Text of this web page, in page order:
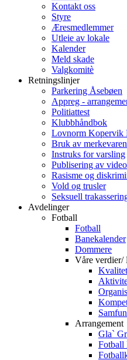
Kontakt oss
Styre
Æresmedlemmer
Utleie av lokale
Kalender
Meld skade
Valgkomitè
Retningslinjer
Parkering Åsebøen
Appreg -
Politiattest
Klubbhåndbok
Lovnorm Kopervik
Bruk av
Instruks for varsling
Publisering av
Rasisme og
Vold og trusler
Seksuell
Avdelinger
Fotball
Fotball
Banekalender
Dommere
Våre verdier/
Arrangement
Gla`
Fotball